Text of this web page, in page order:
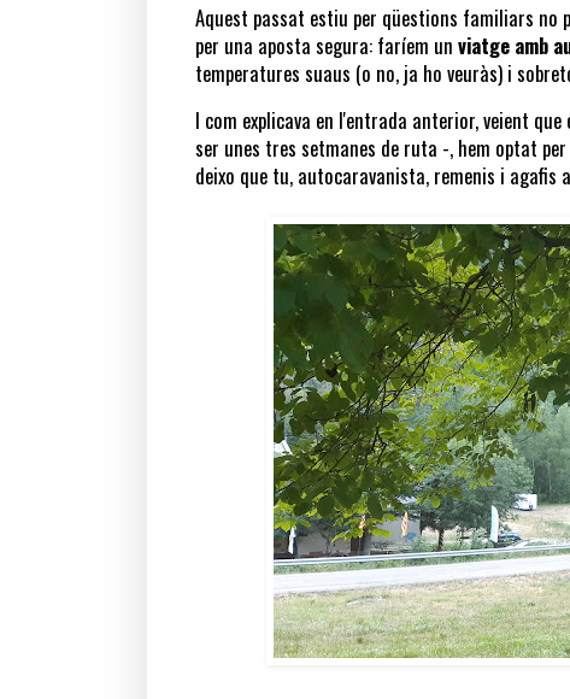
Aquest passat estiu per qüestions familiars no
per una aposta segura: faríem un viatge amb
temperatures suaus (o no, ja ho veuràs) i
I com explicava en l'entrada anterior, veient
ser unes tres setmanes de ruta -, hem optat
deixo que tu, autocaravanista, remenis i agafis